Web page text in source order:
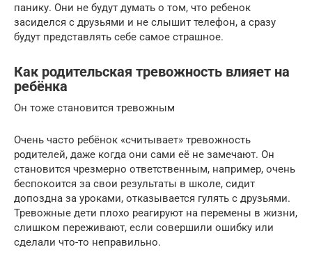
панику. Они не будут думать о том, что ребенок
засиделся с друзьями и не слышит телефон, а сразу
будут представлять себе самое страшное.
Как родительская тревожность влияет на
ребёнка
Он тоже становится тревожным
Очень часто ребёнок «считывает» тревожность
родителей, даже когда они сами её не замечают. Он
становится чрезмерно ответственным, например, очень
беспокоится за свои результаты в школе, сидит
допоздна за уроками, отказывается гулять с друзьями.
Тревожные дети плохо реагируют на перемены в жизни,
слишком переживают, если совершили ошибку или
сделали что-то неправильно.